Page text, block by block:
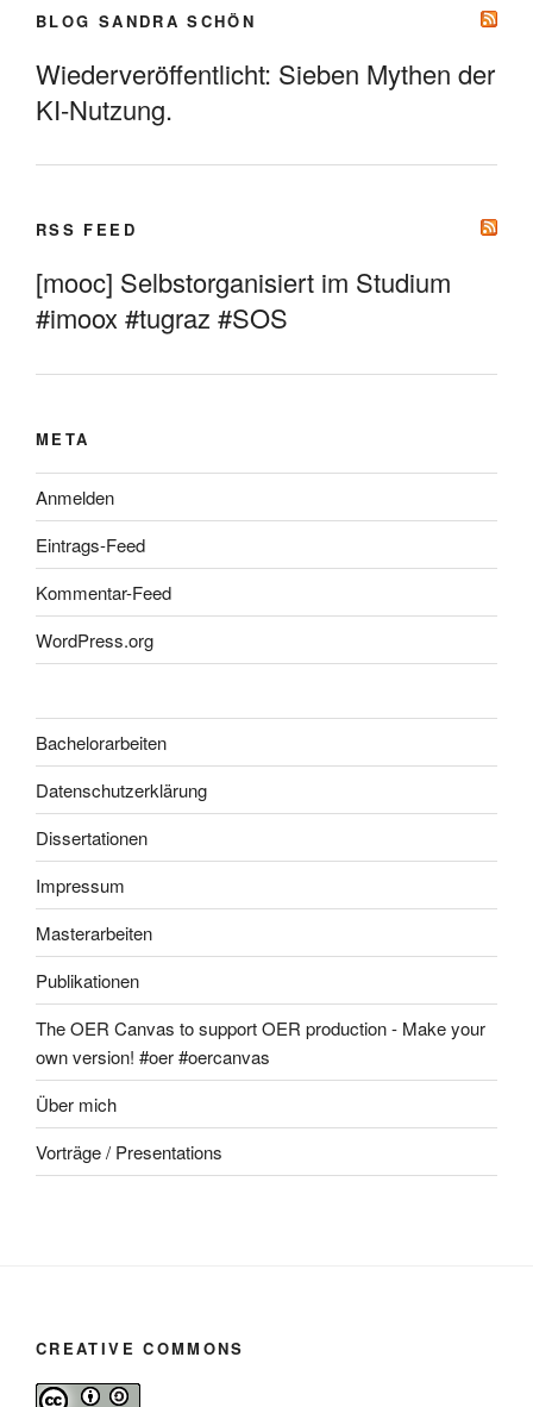
BLOG SANDRA SCHÖN
Wiederveröffentlicht: Sieben Mythen der
KI-Nutzung.
RSS FEED
[mooc] Selbstorganisiert im Studium
#imoox #tugraz #SOS
META
Anmelden
Eintrags-Feed
Kommentar-Feed
WordPress.org
Bachelorarbeiten
Datenschutzerklärung
Dissertationen
Impressum
Masterarbeiten
Publikationen
The OER Canvas to support OER production - Make your
own version! #oer #oercanvas
Über mich
Vorträge / Presentations
CREATIVE COMMONS